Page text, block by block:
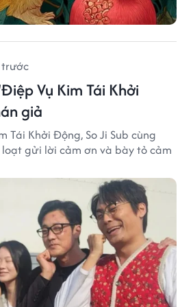
Vụ Kim Tái Khởi
giả
Tái Khởi Động, So Ji Sub cùng
gửi lời cảm ơn và bày tỏ cảm